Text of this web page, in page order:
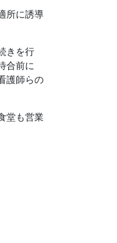
所に誘導
きを行
合前に
護師らの
堂も営業